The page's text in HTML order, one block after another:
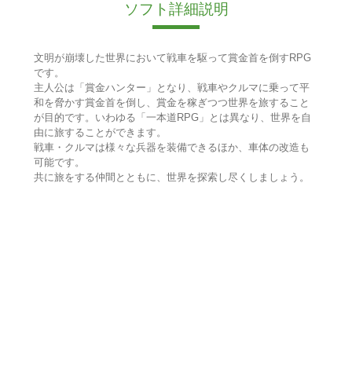
ソフト詳細説明
文明が崩壊した世界において戦車を駆って賞金首を倒すRPG
です。
主人公は「賞金ハンター」となり、戦車やクルマに乗って平
和を脅かす賞金首を倒し、賞金を稼ぎつつ世界を旅すること
が目的です。いわゆる「一本道RPG」とは異なり、世界を自
由に旅することができます。
戦車・クルマは様々な兵器を装備できるほか、車体の改造も
可能です。
共に旅をする仲間とともに、世界を探索し尽くしましょう。